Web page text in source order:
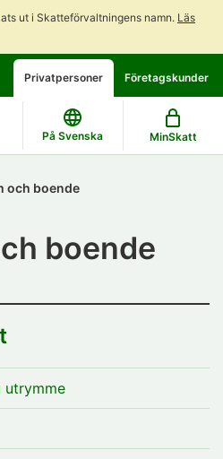
ut i Skatteförvaltningens namn. Läs
Gå
direkt
till
innehållet
Gå
till
hela
webbplatsens
sökning
Öppna
en
chattbot-
diskussion
Privatpersoner Företagskunder
På Svenska MinSkatt
och boende
boende
utrymme